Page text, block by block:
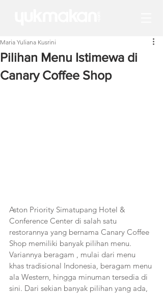
Pilihan Menu Istimewa di
Canary Coffee Shop
Maria Yuliana Kusrini
Aston Priority Simatupang Hotel &
Conference Center di salah satu
restorannya yang bernama Canary Coffee
Shop memiliki banyak pilihan menu.
Variannya beragam , mulai dari menu
khas tradisional Indonesia, beragam menu
ala Western, hingga minuman tersedia di
sini. Dari sekian banyak pilihan yang ada,